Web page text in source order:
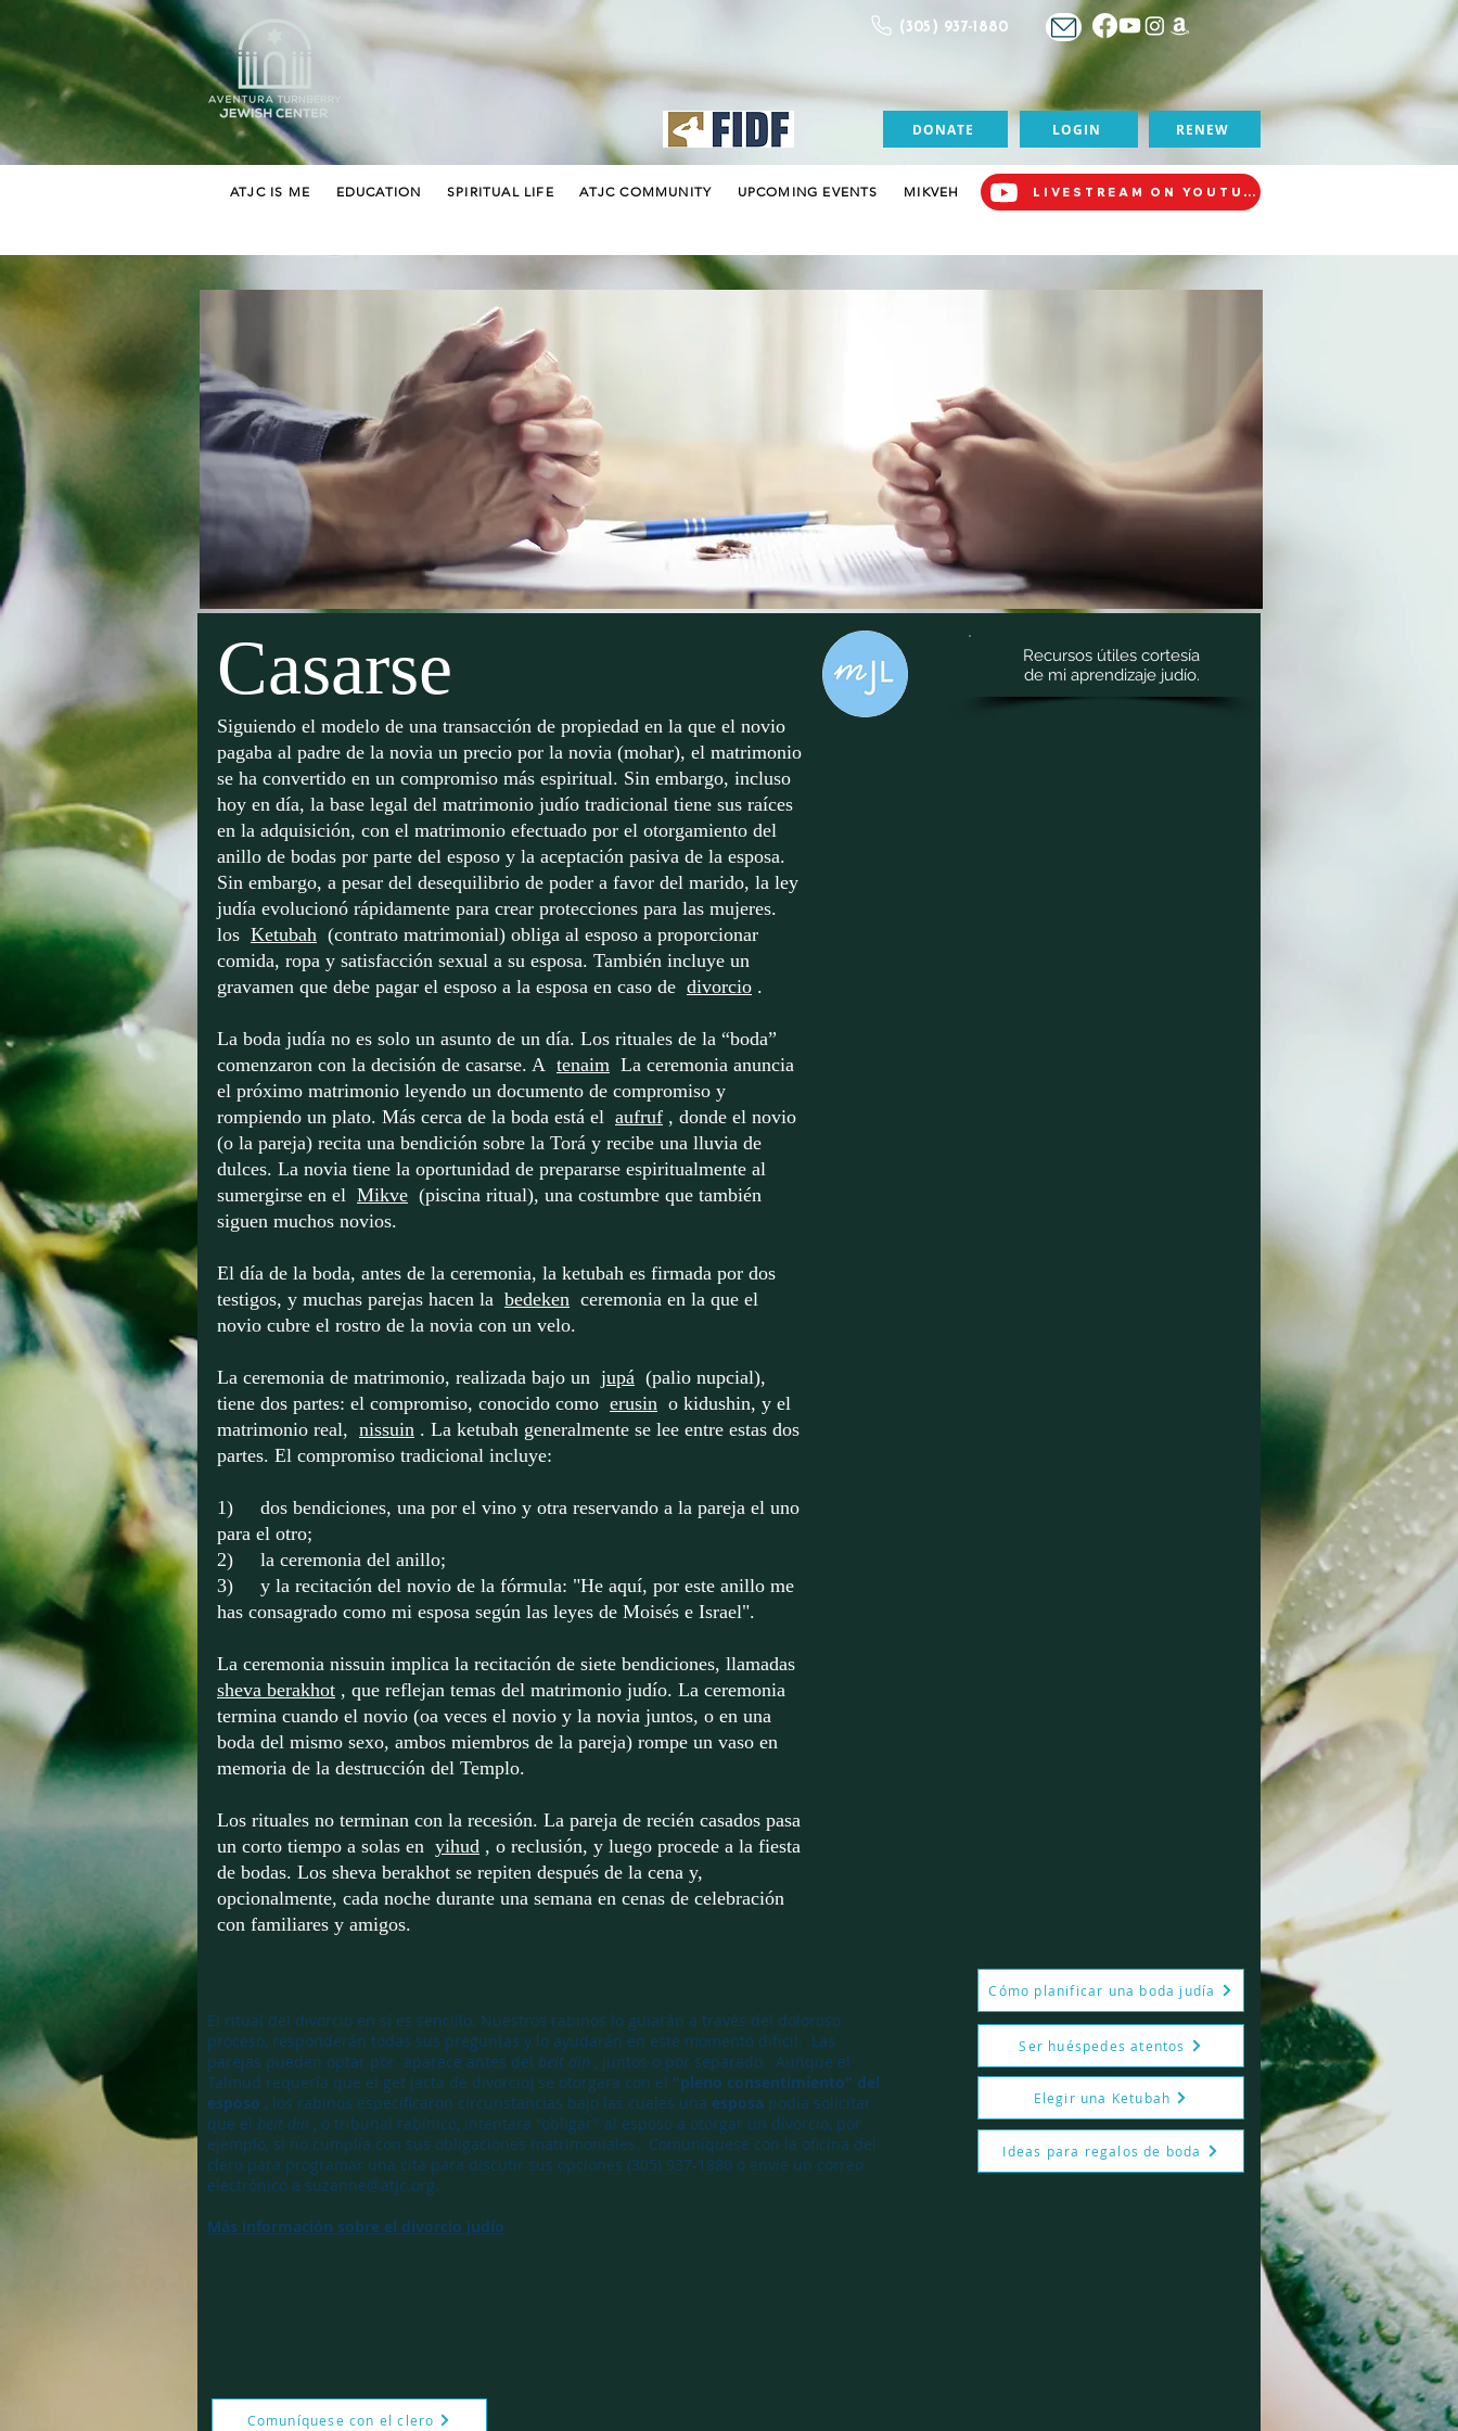
(305) 937-1880
DONATE LOGIN RENEW
ATJC IS ME EDUCATION SPIRITUAL LIFE ATJC COMMUNITY UPCOMING EVENTS MIKVEH LIVESTREAM ON YOUTUBE
Casarse
Siguiendo el modelo de una transacción de propiedad en la que el novio
pagaba al padre de la novia un precio por la novia (mohar), el matrimonio
se ha convertido en un compromiso más espiritual. Sin embargo, incluso
hoy en día, la base legal del matrimonio judío tradicional tiene sus raíces
en la adquisición, con el matrimonio efectuado por el otorgamiento del
anillo de bodas por parte del esposo y la aceptación pasiva de la esposa.
Sin embargo, a pesar del desequilibrio de poder a favor del marido, la ley
judía evolucionó rápidamente para crear protecciones para las mujeres.
los Ketubah (contrato matrimonial) obliga al esposo a proporcionar
comida, ropa y satisfacción sexual a su esposa. También incluye un
gravamen que debe pagar el esposo a la esposa en caso de divorcio .
La boda judía no es solo un asunto de un día. Los rituales de la “boda”
comenzaron con la decisión de casarse. A tenaim La ceremonia anuncia
el próximo matrimonio leyendo un documento de compromiso y
rompiendo un plato. Más cerca de la boda está el aufruf , donde el novio
(o la pareja) recita una bendición sobre la Torá y recibe una lluvia de
dulces. La novia tiene la oportunidad de prepararse espiritualmente al
sumergirse en el Mikve (piscina ritual), una costumbre que también
siguen muchos novios.
El día de la boda, antes de la ceremonia, la ketubah es firmada por dos
testigos, y muchas parejas hacen la bedeken ceremonia en la que el
novio cubre el rostro de la novia con un velo.
La ceremonia de matrimonio, realizada bajo un jupá (palio nupcial),
tiene dos partes: el compromiso, conocido como erusin o kidushin, y el
matrimonio real, nissuin . La ketubah generalmente se lee entre estas dos
partes. El compromiso tradicional incluye:
1)
dos bendiciones, una por el vino y otra reservando a la pareja el uno
para el otro;
2)
la ceremonia del anillo;
3)
y la recitación del novio de la fórmula: "He aquí, por este anillo me
has consagrado como mi esposa según las leyes de Moisés e Israel".
La ceremonia nissuin implica la recitación de siete bendiciones, llamadas
sheva berakhot , que reflejan temas del matrimonio judío. La ceremonia
termina cuando el novio (oa veces el novio y la novia juntos, o en una
boda del mismo sexo, ambos miembros de la pareja) rompe un vaso en
memoria de la destrucción del Templo.
Los rituales no terminan con la recesión. La pareja de recién casados pasa
un corto tiempo a solas en yihud , o reclusión, y luego procede a la fiesta
de bodas. Los sheva berakhot se repiten después de la cena y,
opcionalmente, cada noche durante una semana en cenas de celebración
con familiares y amigos.
El ritual del divorcio en sí es sencillo. Nuestros rabinos lo guiarán a través del doloroso
proceso, responderán todas sus preguntas y lo ayudarán en este momento difícil. Las
parejas pueden optar por aparece antes del beit din , juntos o por separado. Aunque el
Talmud requería que el get (acta de divorcio) se otorgara con el "pleno consentimiento" del
esposo , los rabinos especificaron circunstancias bajo las cuales una esposa podía solicitar
que el beit din , o tribunal rabínico, intentara "obligar" al esposo a otorgar un divorcio, por
ejemplo, si no cumplía con sus obligaciones matrimoniales. Comuníquese con la oficina del
clero para programar una cita para discutir sus opciones (305) 937-1880 o envíe un correo
electrónico a suzanne@atjc.org.
Más información sobre el divorcio judío
Recursos útiles cortesía
de mi aprendizaje judío.
Cómo planificar una boda judía
Ser huéspedes atentos
Elegir una Ketubah
Ideas para regalos de boda
Comuníquese con el clero